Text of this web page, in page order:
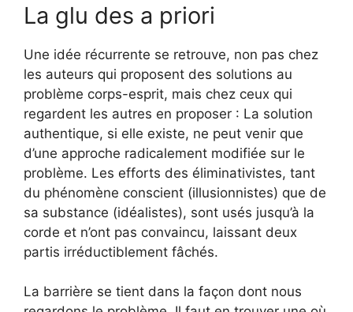
La glu des a priori
Une idée récurrente se retrouve, non pas chez
les auteurs qui proposent des solutions au
problème corps-esprit, mais chez ceux qui
regardent les autres en proposer : La solution
authentique, si elle existe, ne peut venir que
d’une approche radicalement modifiée sur le
problème. Les efforts des éliminativistes, tant
du phénomène conscient (illusionnistes) que de
sa substance (idéalistes), sont usés jusqu’à la
corde et n’ont pas convaincu, laissant deux
partis irréductiblement fâchés.
La barrière se tient dans la façon dont nous